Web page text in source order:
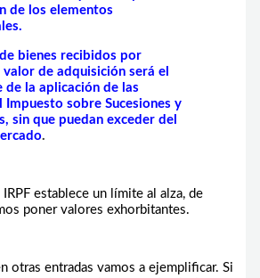
de los elementos
de bienes recibidos por
valor de adquisición será el
de la aplicación de las
Impuesto sobre Sucesiones y
sin que puedan exceder del
.
establece un límite al alza, de
poner valores exhorbitantes.
otras entradas vamos a ejemplificar. Si